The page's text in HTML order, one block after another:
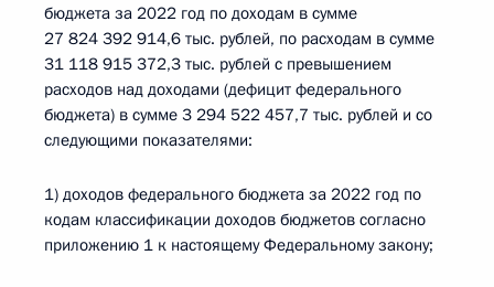
бюджета за 2022 год по доходам в сумме
27 824 392 914,6 тыс. рублей, по расходам в сумме
31 118 915 372,3 тыс. рублей с превышением
расходов над доходами (дефицит федерального
бюджета) в сумме 3 294 522 457,7 тыс. рублей и со
следующими показателями:
1) доходов федерального бюджета за 2022 год по
кодам классификации доходов бюджетов согласно
приложению 1 к настоящему Федеральному закону;